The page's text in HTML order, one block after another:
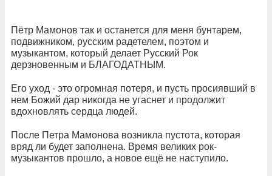
Пётр Мамонов так и останется для меня бунтарем,
подвижником, русским радетелем, поэтом и
музыкантом, который делает Русский Рок
дерзновенным и БЛАГОДАТНЫМ.
Его уход - это огромная потеря, и пусть просиявший в
нем Божий дар никогда не угаснет и продолжит
вдохновлять сердца людей.
После Петра Мамонова возникла пустота, которая
вряд ли будет заполнена. Время великих рок-
музыкантов прошло, а новое ещё не наступило.